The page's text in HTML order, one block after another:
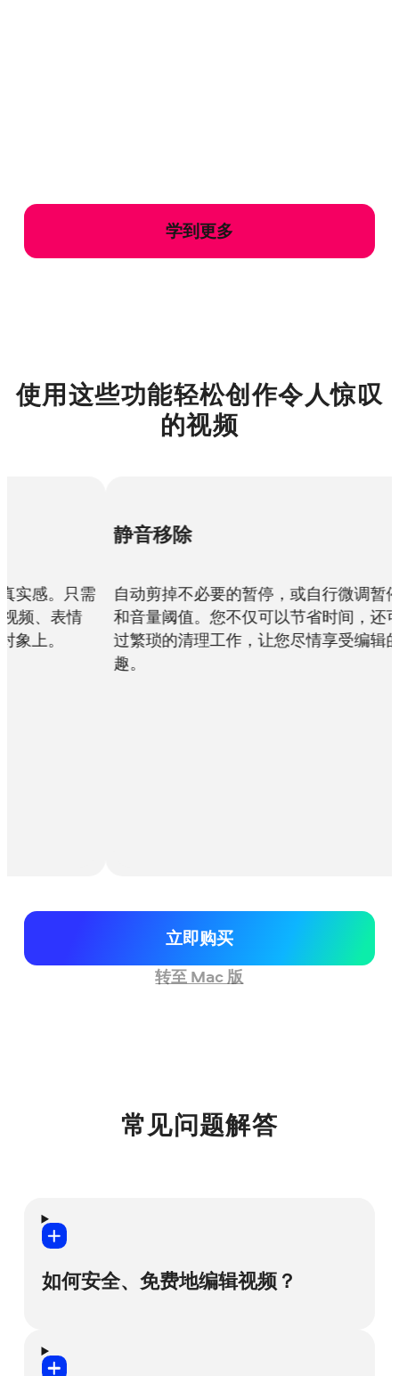
学到更多
使用这些功能轻松创作令人惊叹
的视频
掉不必要的暂停，或自行微调暂停时长
阈值。您不仅可以节省时间，还可以跳
的清理工作，让您尽情享受编辑的乐
一键为视频
尘埃粒子、
拟效果，皆
立即购买
转至 Mac 版
常见问题解答
如何安全、免费地编辑视频？
互联网上有许多免费的视频编辑软件。但